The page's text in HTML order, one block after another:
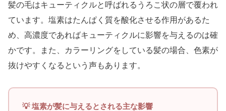
髪の毛はキューティクルと呼ばれるうろこ状の層で覆われ
ています。塩素はたんぱく質を酸化させる作用があるた
め、高濃度であればキューティクルに影響を与えるのは確
かです。また、カラーリングをしている髪の場合、色素が
抜けやすくなるという声もあります。
💡 塩素が髪に与えるとされる主な影響